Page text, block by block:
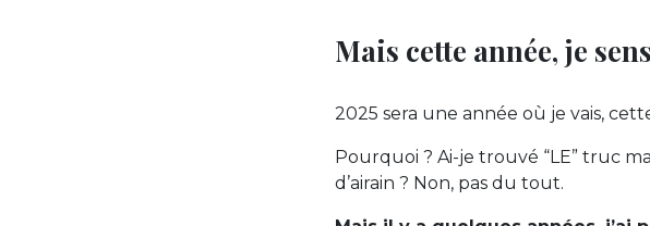
Mais cette année, je
2025 sera une année où je vais,
Pourquoi ? Ai-je trouvé “LE” truc
d’airain ? Non, pas du tout.